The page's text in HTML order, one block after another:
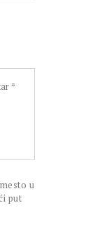
u
put